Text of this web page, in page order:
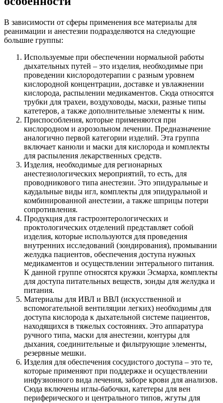
В зависимости от сферы применения все материалы для
реанимации и анестезии подразделяются на следующие
большие группы:
Используемые при обеспечении нормальной работы
дыхательных путей – это изделия, необходимые при
проведении кислородотерапии с разным уровнем
кислородной концентрации, доставке и увлажнении
кислорода, распылении медикаментов. Сюда относятся
трубки для трахеи, воздуховоды, маски, разные типы
катетеров, а также дополнительные элементы к ним.
Приспособления, которые применяются при
кислородном и аэрозольном лечении. Предназначение
аналогично первой категории изделий. Эта группа
включает канюли и маски для кислорода и комплекты
для распыления лекарственных средств.
Изделия, необходимые для регионарных
анестезиологических мероприятий, то есть, для
проводникового типа анестезии. Это эпидуральные и
каудальные виды игл, комплекты для эпидуральной и
комбинированной анестезии, а также шприцы потери
сопротивления.
Продукция для гастроэнтерологических и
проктологических отделений представляет собой
изделия, которые используются для проведения
внутренних исследований (зондирования), промывании
желудка пациентов, обеспечения доступа нужных
медикаментов и осуществлении энтерального питания.
К данной группе относятся кружки Эсмарха, комплекты
для доступа питательных веществ, зонды для желудка и
питания.
Материалы для ИВЛ и ВВЛ (искусственной и
вспомогательной вентиляции легких) необходимы для
доступа кислорода к дыхательной системе пациентов,
находящихся в тяжелых состояниях. Это аппаратура
ручного типа, маски для анестезии, контуры для
дыхания, соединительные и фильтрующие элементы,
резервные мешки.
Изделия для обеспечения сосудистого доступа – это те,
которые применяют при поддержке и осуществлении
инфузионного вида лечения, заборе крови для анализов.
Сюда включены иглы-бабочки, катетеры для вен
периферического и центрального типов, жгуты для